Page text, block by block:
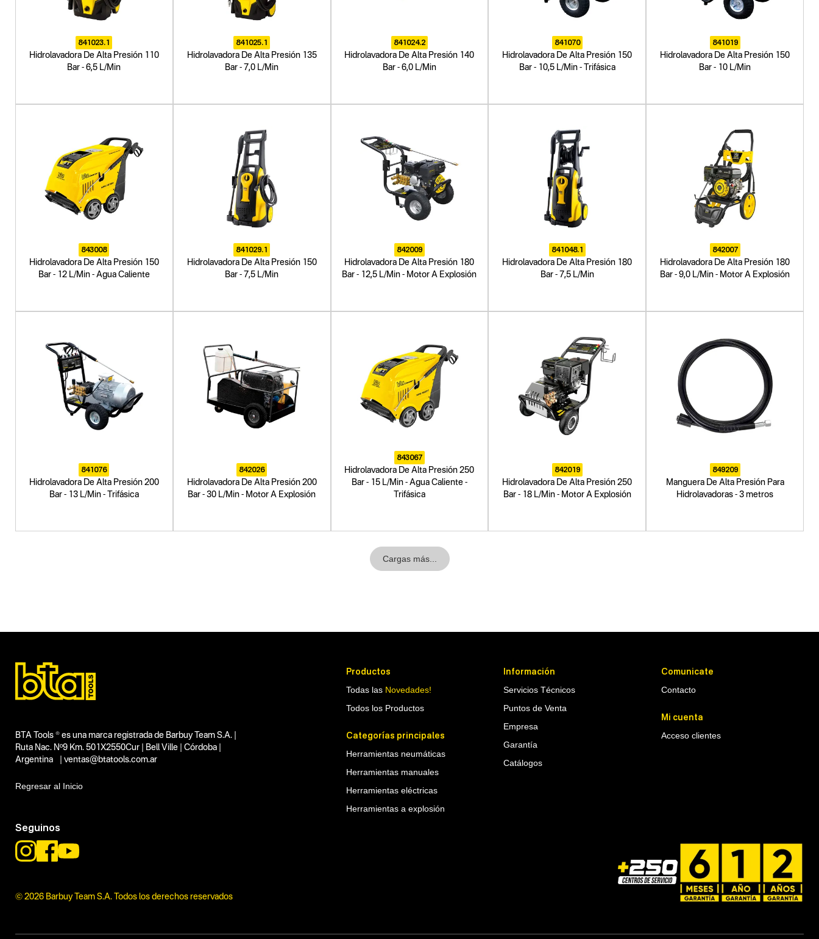
841023.1
Hidrolavadora De Alta Presión 110
Bar - 6,5 L/Min
841025.1
Hidrolavadora De Alta Presión 135
Bar - 7,0 L/Min
841024.2
Hidrolavadora De Alta Presión 140
Bar - 6,0 L/Min
841070
Hidrolavadora De Alta Presión 150
Bar - 10,5 L/Min - Trifásica
841019
Hidrolavadora De Alta Presión 150
Bar - 10 L/Min
843008
Hidrolavadora De Alta Presión 150
Bar - 12 L/Min - Agua Caliente
841029.1
Hidrolavadora De Alta Presión 150
Bar - 7,5 L/Min
842009
Hidrolavadora De Alta Presión 180
Bar - 12,5 L/Min - Motor A Explosión
841048.1
Hidrolavadora De Alta Presión 180
Bar - 7,5 L/Min
842007
Hidrolavadora De Alta Presión 180
Bar - 9,0 L/Min - Motor A Explosión
841076
Hidrolavadora De Alta Presión 200
Bar - 13 L/Min - Trifásica
842026
Hidrolavadora De Alta Presión 200
Bar - 30 L/Min - Motor A Explosión
843067
Hidrolavadora De Alta Presión 250
Bar - 15 L/Min - Agua Caliente -
Trifásica
842019
Hidrolavadora De Alta Presión 250
Bar - 18 L/Min - Motor A Explosión
849209
Manguera De Alta Presión Para
Hidrolavadoras - 3 metros
Cargas más...
BTA Tools ® es una marca registrada de Barbuy Team S.A. |
Ruta Nac. Nº9 Km. 501X2550Cur | Bell Ville | Córdoba |
Argentina | ventas@btatools.com.ar
Regresar al Inicio
Seguinos
© 2026 Barbuy Team S.A. Todos los derechos reservados
Productos
Todas las Novedades!
Todos los Productos
Categorías principales
Herramientas neumáticas
Herramientas manuales
Herramientas eléctricas
Herramientas a explosión
Información
Servicios Técnicos
Puntos de Venta
Empresa
Garantía
Catálogos
Comunicate
Contacto
Mi cuenta
Acceso clientes